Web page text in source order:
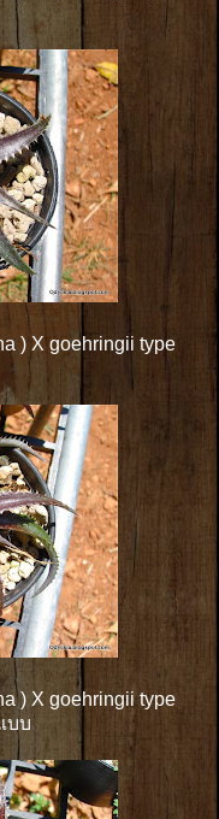
) X goehringii type
) X goehringii type
บบ